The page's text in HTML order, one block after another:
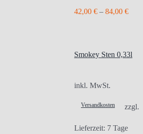
42,00 € – 84,00 €
Smokey Sten 0,33l
inkl. MwSt.
zzgl.
Versandkosten
Lieferzeit: 7 Tage